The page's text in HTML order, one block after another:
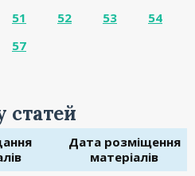
51 52 53
54
57
статей
Дата розміщення
матеріалів